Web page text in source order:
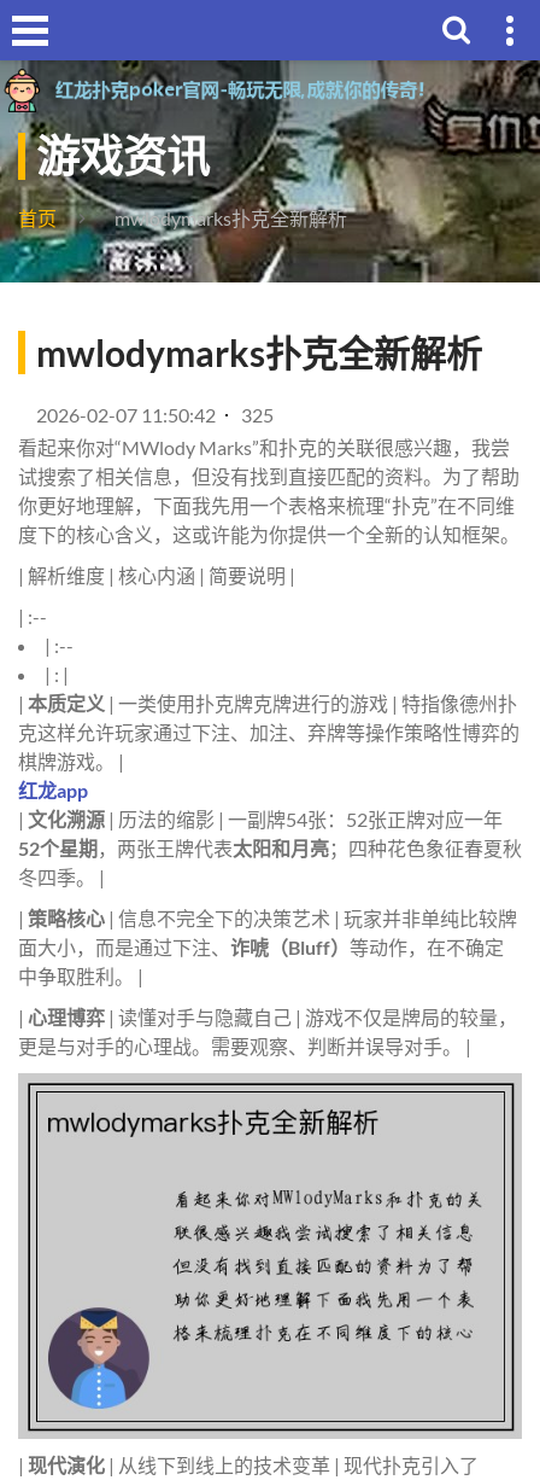
游戏资讯
首页 mwlodymarks扑克全新解析
mwlodymarks扑克全新解析
2026-02-07 11:50:42
325
看起来你对“MWlody Marks”和扑克的关联很感兴趣，我尝
试搜索了相关信息，但没有找到直接匹配的资料。为了帮助
你更好地理解，下面我先用一个表格来梳理“扑克”在不同维
度下的核心含义，这或许能为你提供一个全新的认知框架。
| 解析维度 | 核心内涵 | 简要说明 |
| :--
| :--
| : |
| 本质定义 | 一类使用扑克牌克牌进行的游戏 | 特指像德州扑
克这样允许玩家通过下注、加注、弃牌等操作策略性博弈的
棋牌游戏。 |
红龙app
| 文化溯源 | 历法的缩影 | 一副牌54张：52张正牌对应一年
52个星期 ，两张王牌代表太阳和月亮；四种花色象征春夏秋
冬四季。 |
| 策略核心 | 信息不完全下的决策艺术 | 玩家并非单纯比较牌
面大小，而是通过下注、 诈唬（Bluff） 等动作，在不确定
中争取胜利。 |
| 心理博弈 | 读懂对手与隐藏自己 | 游戏不仅是牌局的较量，
更是与对手的心理战。需要观察、判断并误导对手。 |
| 现代演化 | 从线下到线上的技术变革 | 现代扑克引入了